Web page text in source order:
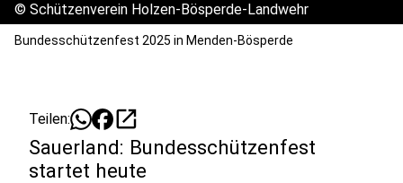
© Schützenverein Holzen-Bösperde-Landwehr
Bundesschützenfest 2025 in Menden-Bösperde
Teilen: open_in_new
Sauerland: Bundesschützenfest
startet heute